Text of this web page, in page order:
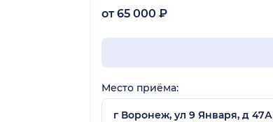
от 65 000 ₽
Место приёма:
г Воронеж, ул 9 Января, д 47А